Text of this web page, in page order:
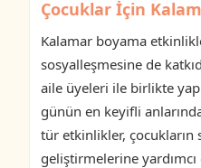
Çocuklar İçin
Kalamar boyama
sosyalleşmesine de
aile üyeleri ile birlikte
günün en keyifli
tür etkinlikler, çocukların
geliştirmelerine yardımcı